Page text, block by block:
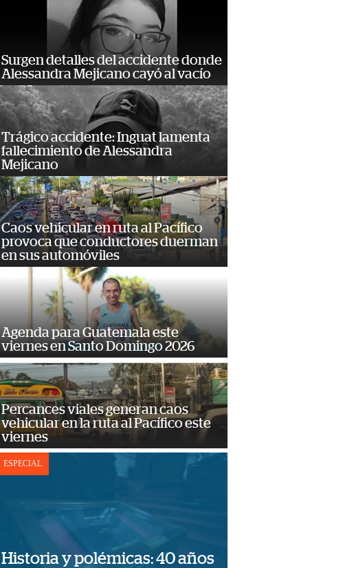
Surgen detalles del accidente donde
Alessandra Mejicano cayó al vacío
Trágico accidente: Inguat lamenta
fallecimiento de Alessandra
Mejicano
Caos vehicular en ruta al Pacífico
provoca que conductores duerman
en sus automóviles
Agenda para Guatemala este
viernes en Santo Domingo 2026
Percances viales generan caos
vehicular en la ruta al Pacífico este
viernes
ESPECIAL
Historia y polémicas: 40 años